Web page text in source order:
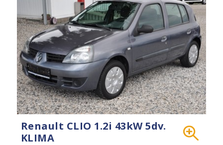
Renault CLIO 1.2i 43kW 5dv.
KLIMA